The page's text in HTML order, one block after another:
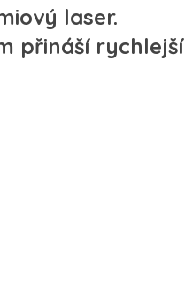
laser.
přináší rychlejší